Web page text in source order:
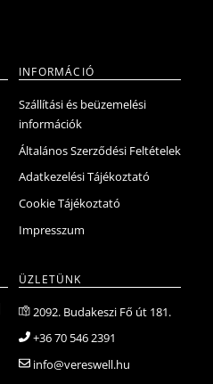
INFORMÁCIÓ
Szállítási és beüzemelési
információk
Általános Szerződési Feltételek
Adatkezelési Tájékoztató
Cookie Tájékoztató
Impresszum
ÜZLETÜNK
2092. Budakeszi Fő út 181.
+36 70 546 2391
info@vereswell.hu